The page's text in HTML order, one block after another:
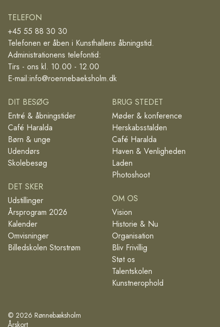
TELEFON
+45 55 88 30 30
Telefonen er åben i Kunsthallens åbningstid.
Administrationens telefontid:
Tirs - ons kl. 10.00 - 12.00
E-mail:info@roennebaeksholm.dk
DIT BESØG
Entré & åbningstider
Café Haralda
Børn & unge
Udendørs
Skolebesøg
DET SKER
Udstillinger
Årsprogram 2026
Kalender
Omvisninger
Billedskolen Storstrøm
BRUG STEDET
Møder & konference
Herskabsstalden
Café Haralda
Haven & Venligheden
Laden
Photoshoot
OM OS
Vision
Historie & Nu
Organisation
Bliv Frivillig
Støt os
Talentskolen
Kunstnerophold
© 2026 Rønnebæksholm
Årskort